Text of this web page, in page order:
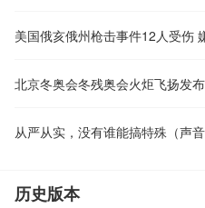
北京冬奥会冬残奥会火炬飞扬发布
从严从实，没有谁能搞特殊（声音
历史版本